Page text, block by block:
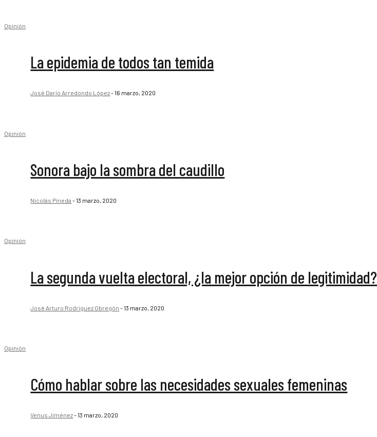
Opinión
La epidemia de todos tan temida
José Darío Arredondo López-16 marzo, 2020
Opinión
Sonora bajo la sombra del caudillo
Nicolás Pineda -13 marzo, 2020
Opinión
La segunda vuelta electoral, ¿la mejor opción de legitimidad?
José Arturo Rodríguez Obregón -13 marzo, 2020
Opinión
Cómo hablar sobre las necesidades sexuales femeninas
Venus Jiménez-13 marzo, 2020